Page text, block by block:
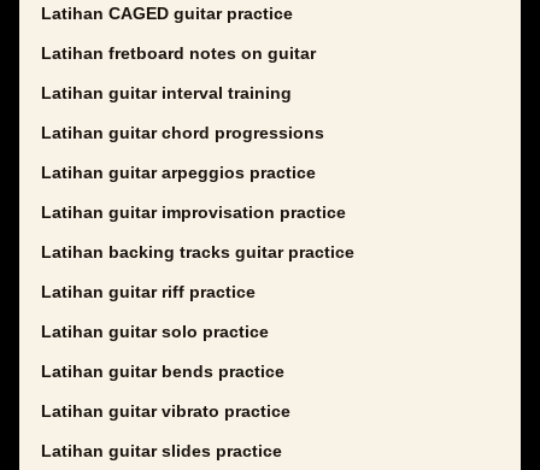
Latihan CAGED guitar practice
Latihan fretboard notes on guitar
Latihan guitar interval training
Latihan guitar chord progressions
Latihan guitar arpeggios practice
Latihan guitar improvisation practice
Latihan backing tracks guitar practice
Latihan guitar riff practice
Latihan guitar solo practice
Latihan guitar bends practice
Latihan guitar vibrato practice
Latihan guitar slides practice